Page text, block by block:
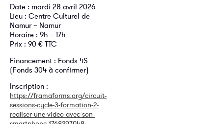
Date : mardi 28 avril 2026
Lieu : Centre Culturel de
Namur – Namur
Horaire : 9h – 17h
Prix : 90 € TTC
Financement : Fonds 4S
(Fonds 304 à confirmer)
Inscription :
https://framaforms.org/circuit-
sessions-cycle-3-formation-2-
realiser-une-video-avec-son-